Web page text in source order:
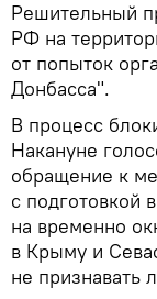
Решительный
РФ на
от попыток
Донбасса".
В процесс
Накануне
обращение к
с подготовкой
на временно
в Крыму и
не признавать